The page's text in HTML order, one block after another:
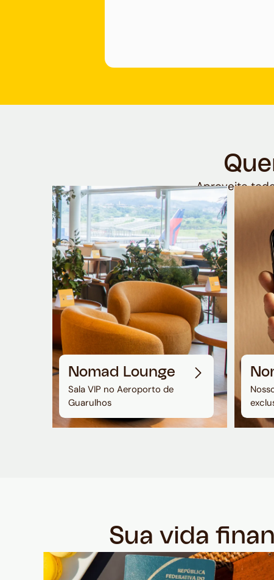
Aproveite
Nomad Lounge
Sala VIP no Aeroporto de
Guarulhos
Sua vida